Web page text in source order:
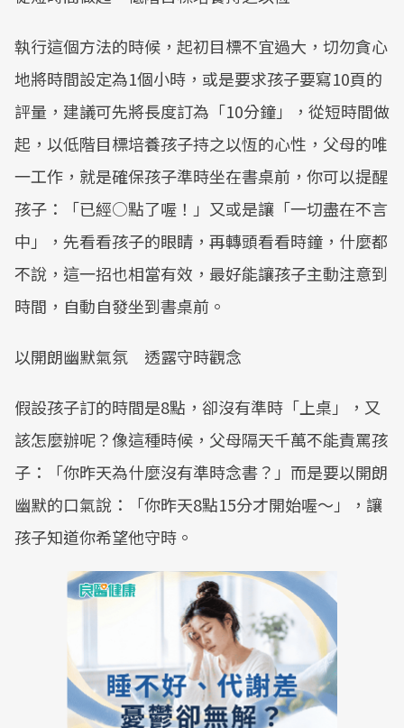
執行這個方法的時候，起初目標不宜過大，切勿貪心
地將時間設定為1個小時，或是要求孩子要寫10頁的
評量，建議可先將長度訂為「10分鐘」，從短時間做
起，以低階目標培養孩子持之以恆的心性，父母的唯
一工作，就是確保孩子準時坐在書桌前，你可以提醒
孩子：「已經○點了喔！」又或是讓「一切盡在不言
中」，先看看孩子的眼睛，再轉頭看看時鐘，什麼都
不說，這一招也相當有效，最好能讓孩子主動注意到
時間，自動自發坐到書桌前。
以開朗幽默氣氛 透露守時觀念
假設孩子訂的時間是8點，卻沒有準時「上桌」，又
該怎麼辦呢？像這種時候，父母隔天千萬不能責罵孩
子：「你昨天為什麼沒有準時念書？」而是要以開朗
幽默的口氣說：「你昨天8點15分才開始喔～」，讓
孩子知道你希望他守時。